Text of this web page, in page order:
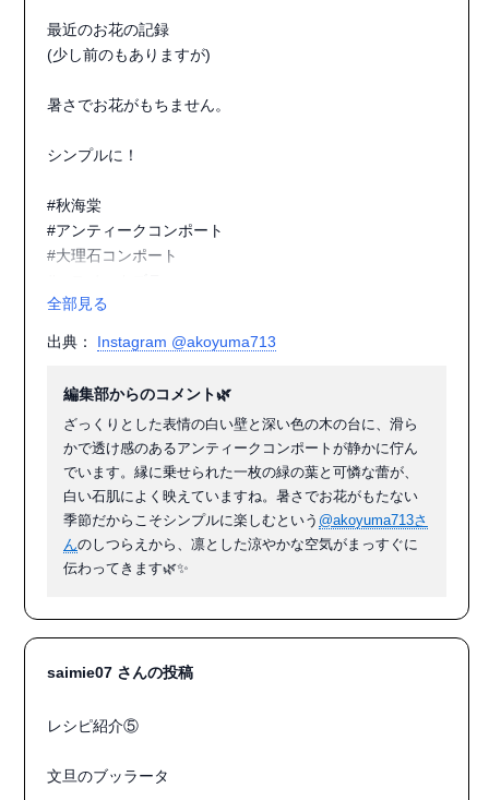
最近のお花の記録
(少し前のもありますが)
暑さでお花がもちません。
シンプルに！
#秋海棠
#アンティークコンポート
#大理石コンポート
#和田麻美子
#坂井直樹
#掛け花　好き
#白磁大鉢
#リョウブ
#花のある暮らし
#花を楽しむ
#花を楽しむ暮らし
全部見る
出典： Instagram @akoyuma713
編集部からのコメント🌿
ざっくりとした表情の白い壁と深い色の木の台に、滑ら
かで透け感のあるアンティークコンポートが静かに佇ん
でいます。縁に乗せられた一枚の緑の葉と可憐な蕾が、
白い石肌によく映えていますね。暑さでお花がもたない
季節だからこそシンプルに楽しむという @akoyuma713さ
んのしつらえから、凛とした涼やかな空気がまっすぐに
伝わってきます🌿✨
saimie07 さんの投稿
レシピ紹介⑤
文旦のブッラータ